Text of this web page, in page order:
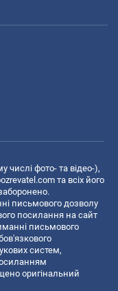
числі фото- та відео-),
та всіх його
письмового дозволу
посилання на сайт
письмового
систем,
оригінальний